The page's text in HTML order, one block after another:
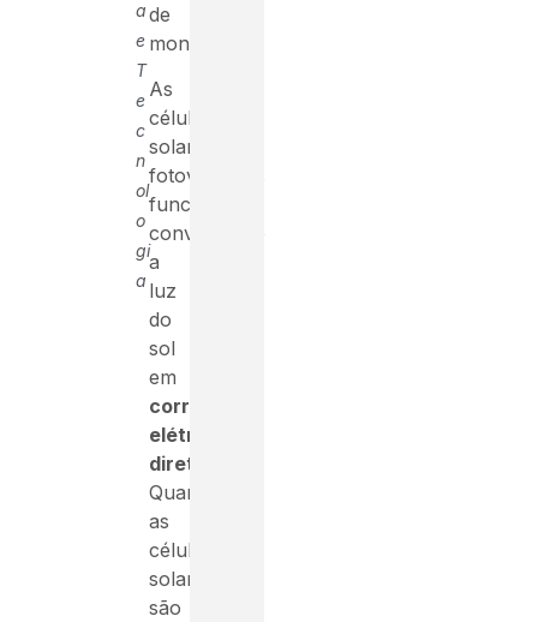
a
e
T
e
c
n
ol
o
gi
a
de
montagem.
As
células
solares
fotovoltaicas
funcionam
convertendo
a
luz
do
sol
em
corrente
elétrica
direta
Quando
as
células
solares
são